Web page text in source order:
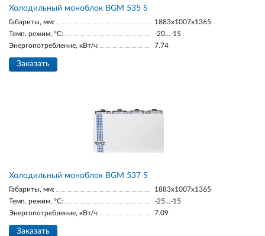
Холодильный моноблок BGМ 535 S
Габариты, мм:
1883х1007х1365
Темп. режим, °С:
-20...-15
Энергопотребление, кВт/ч:
7.74
Заказать
Холодильный моноблок BGМ 537 S
Габариты, мм:
1883х1007х1365
Темп. режим, °С:
-25...-15
Энергопотребление, кВт/ч:
7.09
Заказать